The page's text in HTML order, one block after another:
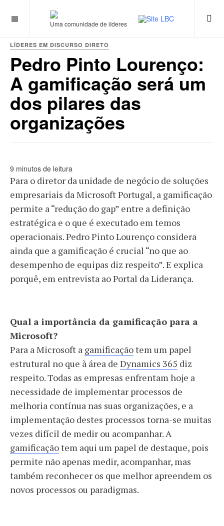
Uma comunidade de líderes
LÍDERES EM DISCURSO DIRETO
Pedro Pinto Lourenço:
A gamificação será um
dos pilares das
organizações
9 minutos de leitura
Para o diretor da unidade de negócio de soluções
empresariais da Microsoft Portugal, a gamificação
permite a “redução do gap” entre a definição
estratégica e o que é executado em temos
operacionais. Pedro Pinto Lourenço considera
ainda que a gamificação é crucial “no que ao
desempenho de equipas diz respeito”. E explica
porquê, em entrevista ao Portal da Liderança.
Qual a importância da gamificação para a
Microsoft?
Para a Microsoft a gamificaçãotem um papel
estrutural no que à área de Dynamics 365 diz
respeito. Todas as empresas enfrentam hoje a
necessidade de implementar processos de
melhoria contínua nas suas organizações, e a
implementação destes processos torna-se muitas
vezes difícil de medir ou acompanhar. A
gamificaçãotem aqui um papel de destaque, pois
permite não apenas medir, acompanhar, mas
também reconhecer os que melhor apreendem os
novos processos ou paradigmas.